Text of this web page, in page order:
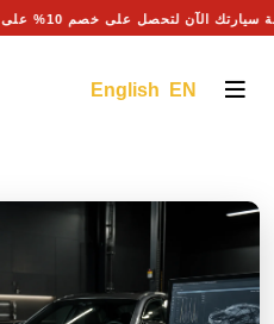
صيانة سيارتك الآن لتحصل على خصم 10% على أجور اليد العاملة
English EN